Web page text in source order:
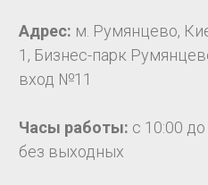
Адрес: м. Румянцево,
1, Бизнес-парк
вход №11
Часы работы: с 10:00
без выходных